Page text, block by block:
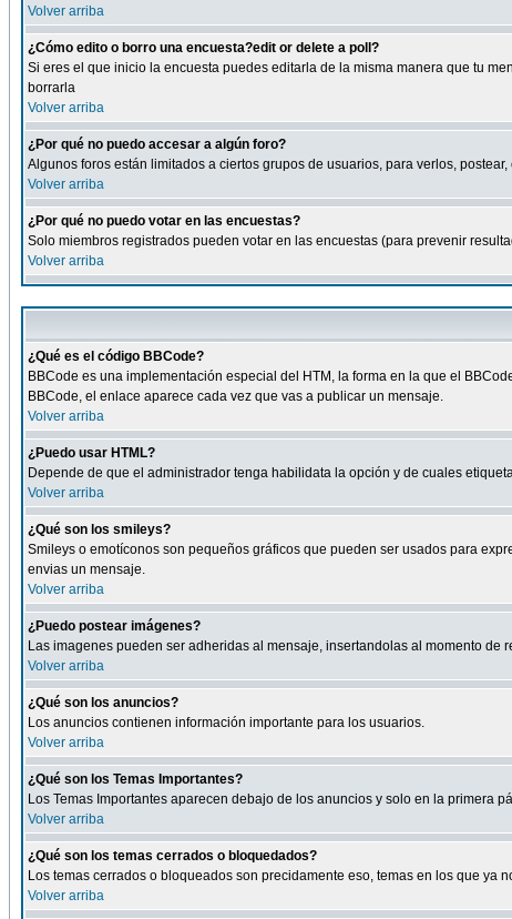
Volver arriba
¿Cómo edito o borro una encuesta?edit or delete a poll?
Si eres el que inicio la encuesta puedes editarla de la misma manera que tu
borrarla
Volver arriba
¿Por qué no puedo accesar a algún foro?
Algunos foros están limitados a ciertos grupos de usuarios, para verlos,
Volver arriba
¿Por qué no puedo votar en las encuestas?
Solo miembros registrados pueden votar en las encuestas (para prevenir
Volver arriba
¿Qué es el código BBCode?
BBCode es una implementación especial del HTM, la forma en la que el
BBCode, el enlace aparece cada vez que vas a publicar un mensaje.
Volver arriba
¿Puedo usar HTML?
Depende de que el administrador tenga habilidata la opción y de cuales
Volver arriba
¿Qué son los smileys?
Smileys o emotíconos son pequeños gráficos que pueden ser usados para
envias un mensaje.
Volver arriba
¿Puedo postear imágenes?
Las imagenes pueden ser adheridas al mensaje, insertandolas al momento
Volver arriba
¿Qué son los anuncios?
Los anuncios contienen información importante para los usuarios.
Volver arriba
¿Qué son los Temas Importantes?
Los Temas Importantes aparecen debajo de los anuncios y solo en la primera
Volver arriba
¿Qué son los temas cerrados o bloquedados?
Los temas cerrados o bloqueados son precidamente eso, temas en los que ya
Volver arriba